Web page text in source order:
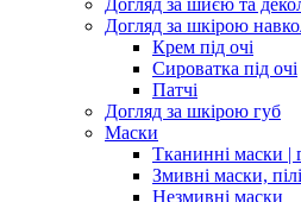
Догляд за шиєю та
Догляд за шкірою
Крем під очі
Сироватка під очі
Патчі
Догляд за шкірою губ
Маски
Тканинні маски |
Змивні маски,
Незмивні маски